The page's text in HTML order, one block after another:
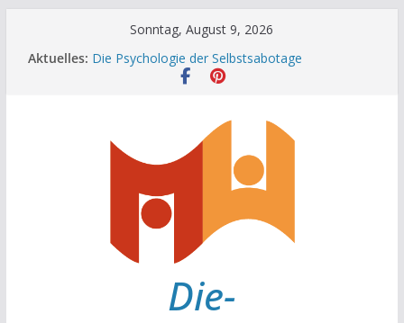
Sonntag, August 9, 2026
Aktuelles:
Achtsamkeit im Alltag
Die Psychologie der Selbstsabotage
Die Wissenschaft hinter Neugier und Kreativität
Die Wissenschaft der Gewohnheiten
Die-